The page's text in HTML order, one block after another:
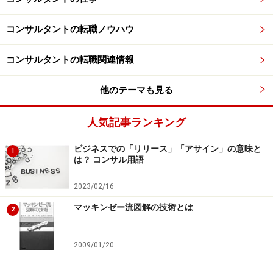
コンサルタントの転職ノウハウ
コンサルタントの転職関連情報
他のテーマも見る
人気記事ランキング
1
ビジネスでの「リリース」「アサイン」の意味と
は？ コンサル用語
2023/02/16
2 マッキンゼー流図解の技術とは
2009/01/20